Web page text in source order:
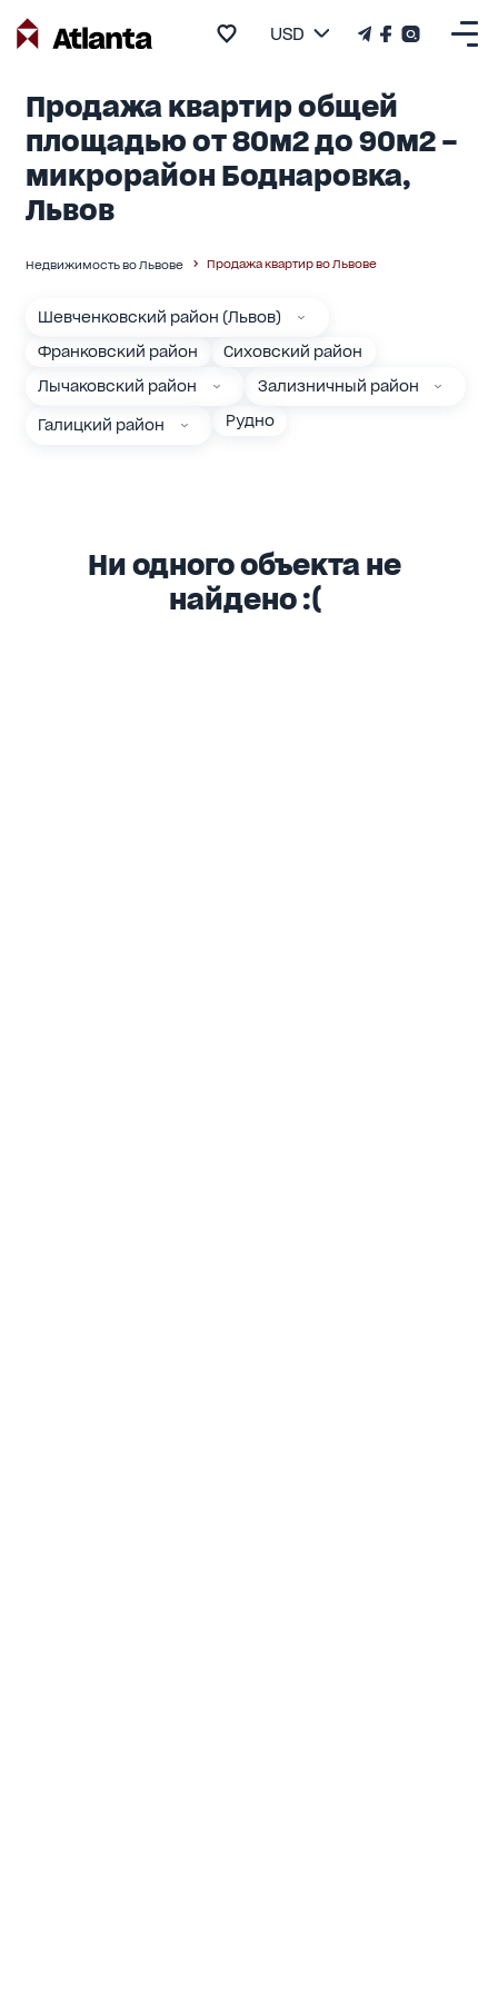
USD
Продажа квартир общей
площадью от 80м2 до 90м2 –
микрорайон Боднаровка,
Львов
Недвижимость во Львове Продажа квартир во Львове
Шевченковский район (Львов)
Франковский район
Сиховский район
Лычаковский район
Зализничный район
Галицкий район Рудно
Ни одного объекта не
найдено :(